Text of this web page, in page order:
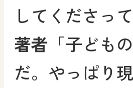
してくださっ
著者 「子ども
だ。やっぱり